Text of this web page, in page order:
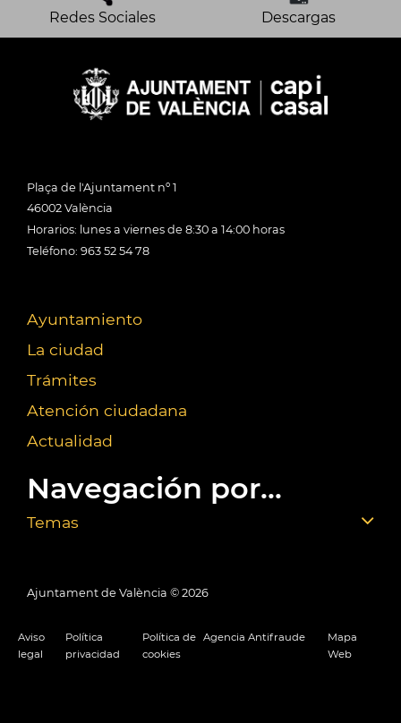
Redes Sociales Descargas
Plaça de l'Ajuntament nº 1
46002 València
Horarios: lunes a viernes de 8:30 a 14:00 horas
Teléfono: 963 52 54 78
Ayuntamiento
La ciudad
Trámites
Atención ciudadana
Actualidad
Navegación por...
Temas
Ajuntament de València © 2026
Aviso
legal
Política
privacidad
Política de
cookies
Agencia Antifraude
Mapa
Web